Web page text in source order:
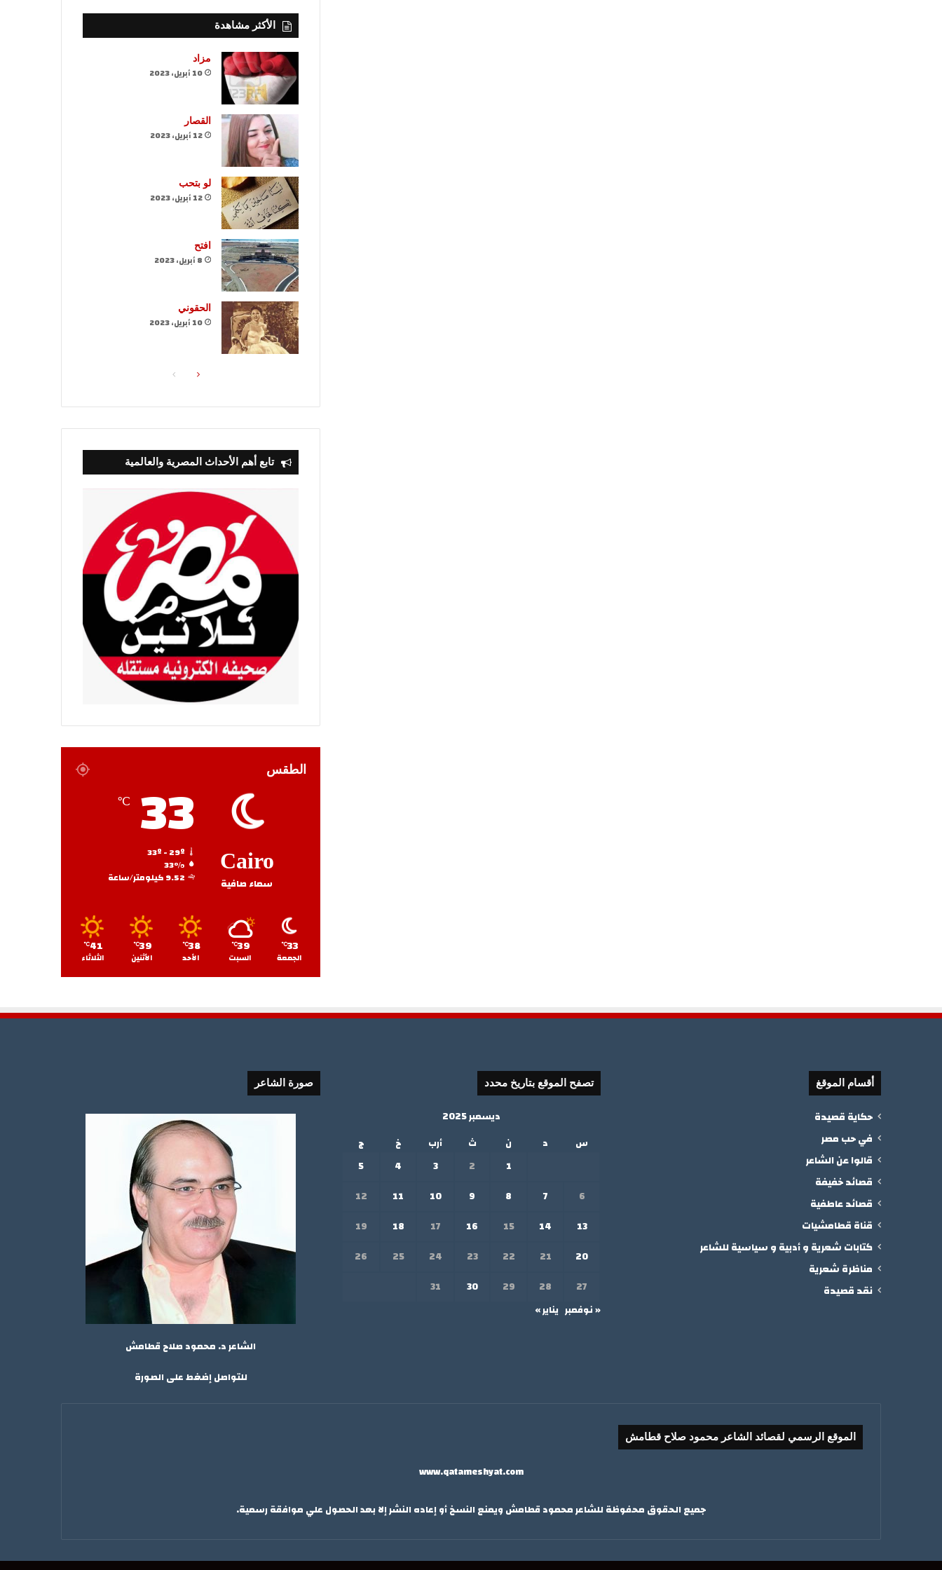
الأكثر مشاهدة
مزاد
10 أبريل، 2023
القصار
12 أبريل، 2023
لو بتحب
12 أبريل، 2023
افتح
8 أبريل، 2023
الحقوني
10 أبريل، 2023
الصفحةالصفحة
تابع أهم الأحداث المصرية والعالمية
الطقس
Cairo
سماء صافية
33
℃
33%
9.52 كيلومتر/ساعة
33
℃
الجمعة
39
℃
السبت
38
℃
الأحد
39
℃
الأثنين
41
℃
الثلاثاء
أقسام الموقغ
حكاية قصيدة
في حب مصر
قالوا عن الشاعر
قصائد خفيفة
قصائد عاطفية
قناة قطامشيات
كتابات شعرية و أدبية و سياسية للشاعر
مناظرة شعرية
نقد قصيدة
تصفح الموقع بتاريخ محدد
ديسمبر 2025
س
د ن ث أرب خ
ج
1
2
3
4
5
6
7
8
9
10
11
12
13
14
15
16
17
18
19
20
21
22
23
24
25
26
27
28
29
30
31
« نوفمبر يناير »
صورة الشاعر
الشاعر د. محمود صلاح قطامش
للتواصل إضغط على الصورة
الموقع الرسمي لقصائد الشاعر محمود صلاح قطامش
www.qatameshyat.com
جميع الحقوق محفوظة للشاعر محمود قطامش ويمنع النسخ أو إعاده النشر إلا بعد الحصول علي موافقة رسمية.